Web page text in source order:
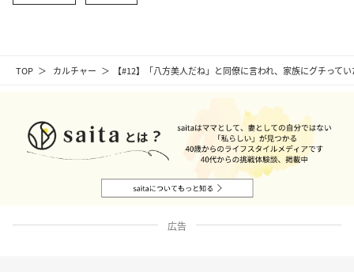
TOP カルチャー 【#12】「八方美人だね」と同僚に言われ、家族にグチって
広告